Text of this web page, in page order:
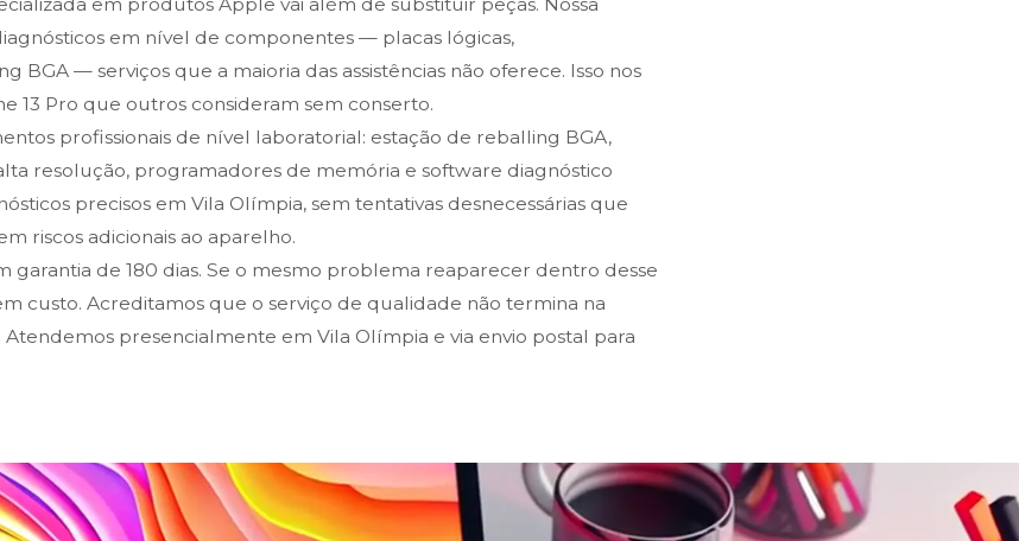
em nível de componentes — placas lógicas,
BGA — serviços que a maioria das assistências não oferece. Isso nos
13 Pro que outros consideram sem conserto.
profissionais de nível laboratorial: estação de reballing BGA,
resolução, programadores de memória e software diagnóstico
precisos em Vila Olímpia, sem tentativas desnecessárias que
riscos adicionais ao aparelho.
garantia de 180 dias. Se o mesmo problema reaparecer dentro desse
custo. Acreditamos que o serviço de qualidade não termina na
presencialmente em Vila Olímpia e via envio postal para